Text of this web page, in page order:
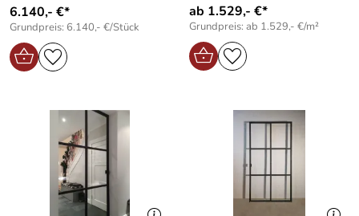
6.140,- €*
Grundpreis: 6.140,- €/Stück
ab 1.529,- €*
Grundpreis: ab 1.529,- €/m²